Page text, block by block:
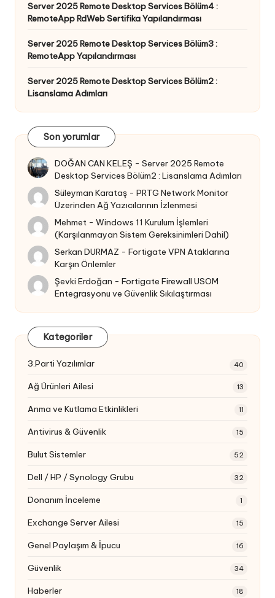
Server 2025 Remote Desktop Services Bölüm4 :
RemoteApp RdWeb Sertifika Yapılandırması
Server 2025 Remote Desktop Services Bölüm3 :
RemoteApp Yapılandırması
Server 2025 Remote Desktop Services Bölüm2 :
Lisanslama Adımları
Son yorumlar
DOĞAN CAN KELEŞ -Server 2025 Remote
Desktop Services Bölüm2 : Lisanslama Adımları
Süleyman Karataş -PRTG Network Monitor
Üzerinden Ağ Yazıcılarının İzlenmesi
Mehmet -Windows 11 Kurulum İşlemleri
(Karşılanmayan Sistem Gereksinimleri Dahil)
Serkan DURMAZ -Fortigate VPN Ataklarına
Karşın Önlemler
Şevki Erdoğan -Fortigate Firewall USOM
Entegrasyonu ve Güvenlik Sıkılaştırması
Kategoriler
3.Parti Yazılımlar 40
Ağ Ürünleri Ailesi 13
Anma ve Kutlama Etkinlikleri 11
Antivirus & Güvenlik 15
Bulut Sistemler 52
Dell / HP / Synology Grubu 32
Donanım İnceleme 1
Exchange Server Ailesi 15
Genel Paylaşım & İpucu 16
Güvenlik 34
Haberler 18